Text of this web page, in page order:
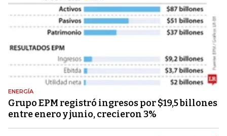
ENERGÍA
Grupo EPM registró ingresos por $19,5 billones
entre enero y junio, crecieron 3%